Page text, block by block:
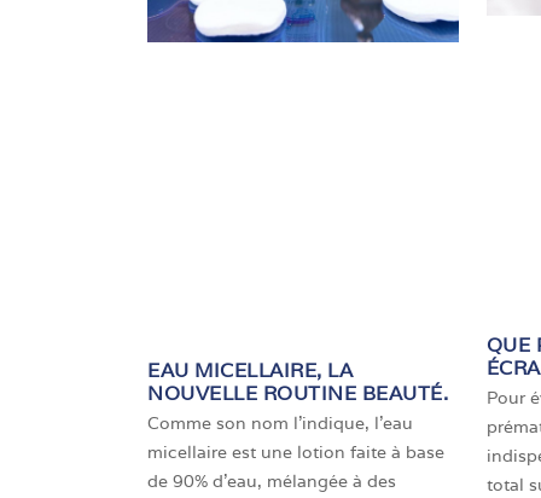
EAU MICELLAIRE, LA
NOUVELLE ROUTINE BEAUTÉ.
Comme son nom l’indique, l’eau
micellaire est une lotion faite à base
de 90% d’eau, mélangée à des
QUE
Pour
total